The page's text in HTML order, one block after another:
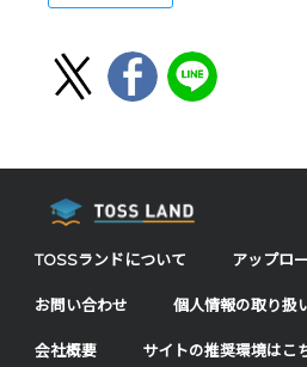
TOSSランドについて アップロ
お問い合わせ 個人情報の取り扱
会社概要 サイトの推奨環境はこ